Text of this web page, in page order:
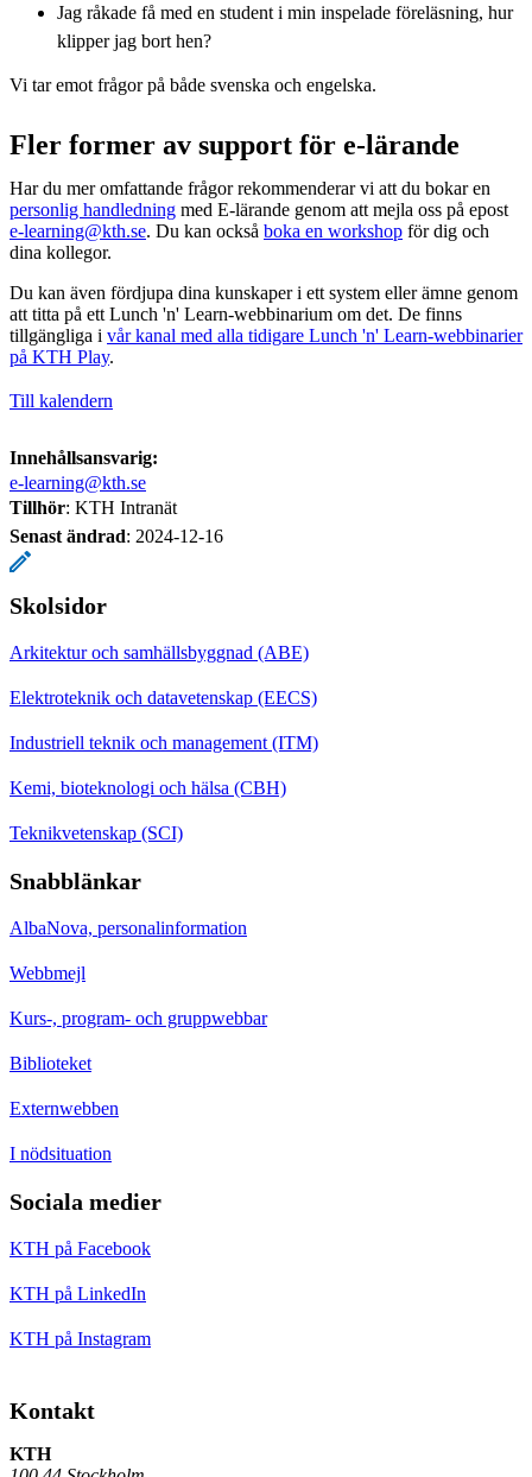
Jag råkade få med en student i min inspelade föreläsning, hur
klipper jag bort hen?
Vi tar emot frågor på både svenska och engelska.
Fler former av support för e-lärande
Har du mer omfattande frågor rekommenderar vi att du bokar en
personlig handledning med E-lärande genom att mejla oss på epost
e-learning@kth.se. Du kan också boka en workshop för dig och
dina kollegor.
Du kan även fördjupa dina kunskaper i ett system eller ämne genom
att titta på ett Lunch 'n' Learn-webbinarium om det. De finns
tillgängliga i vår kanal med alla tidigare Lunch 'n' Learn-webbinarier
på KTH Play.
Till kalendern
Innehållsansvarig:
e-learning@kth.se
Tillhör: KTH Intranät
Senast ändrad: 2024-12-16
Skolsidor
Arkitektur och samhällsbyggnad (ABE)
Elektroteknik och datavetenskap (EECS)
Industriell teknik och management (ITM)
Kemi, bioteknologi och hälsa (CBH)
Teknikvetenskap (SCI)
Snabblänkar
AlbaNova, personalinformation
Webbmejl
Kurs-, program- och gruppwebbar
Biblioteket
Externwebben
I nödsituation
Sociala medier
KTH på Facebook
KTH på LinkedIn
KTH på Instagram
Kontakt
KTH